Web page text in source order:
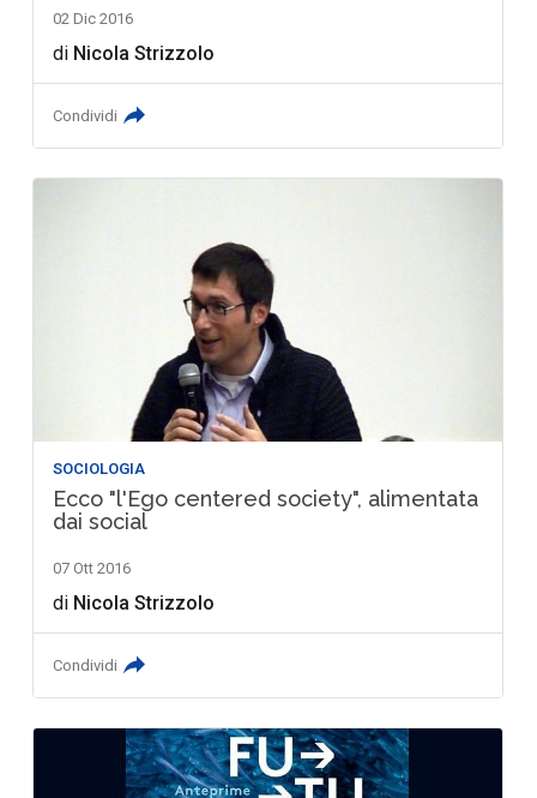
02 Dic 2016
di Nicola Strizzolo
Condividi
SOCIOLOGIA
Ecco "l'Ego centered society", alimentata
dai social
07 Ott 2016
di Nicola Strizzolo
Condividi